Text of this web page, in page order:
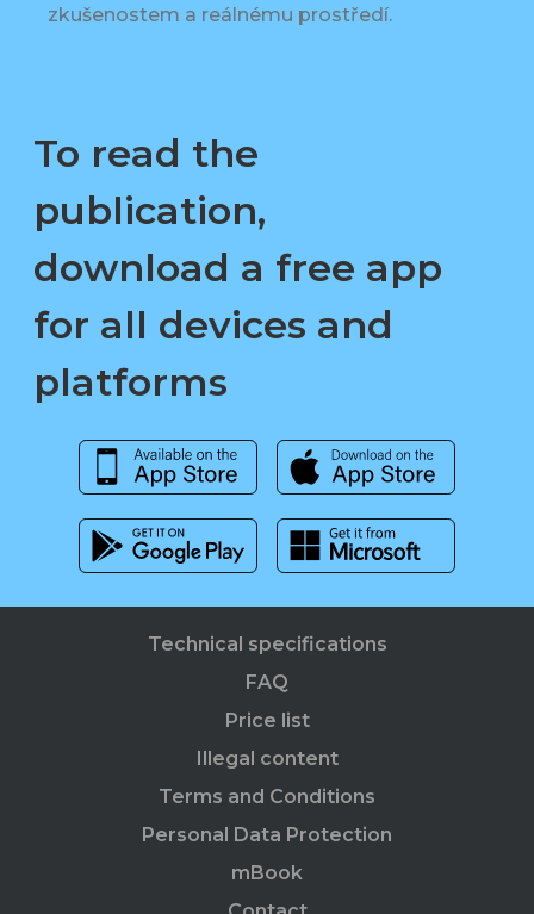
zkušenostem a reálnému prostředí.
To read the
publication,
download a free app
for all devices and
platforms
Technical specifications
FAQ
Price list
Illegal content
Terms and Conditions
Personal Data Protection
mBook